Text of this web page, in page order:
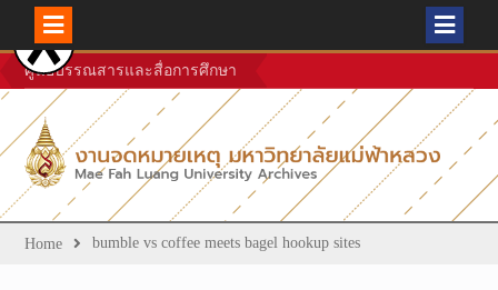
Skip
to
content
ศูนย์บรรณสารและสื่อการศึกษา
Home bumble vs coffee meets bagel hookup sites